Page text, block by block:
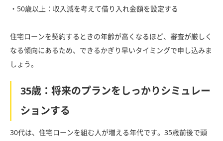
・50歳以上：収入減を考えて借り入れ金額を設定する
住宅ローンを契約するときの年齢が高くなるほど、審査が厳しく
なる傾向にあるため、できるかぎり早いタイミングで申し込みま
しょう。
35歳：将来のプランをしっかりシミュレー
ションする
30代は、住宅ローンを組む人が増える年代です。35歳前後で頭